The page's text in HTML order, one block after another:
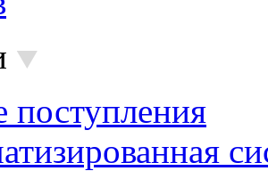
поступления